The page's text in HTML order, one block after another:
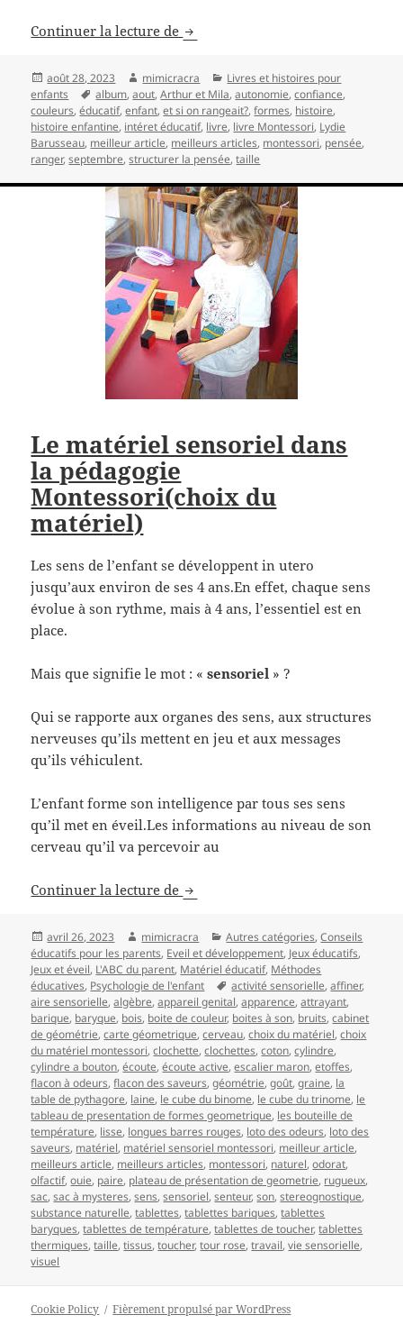
Continuer la lecture de Album Montessori « Et si on
Publié
le
août 28, 2023 Auteur
mimicracra Catégories
Livres et histoires pour
enfants
Mots-
clés
album,aout,Arthur et Mila,autonomie,confiance,
couleurs,éducatif,enfant,et si on rangeait?,formes, histoire,
histoire enfantine, intéret éducatif, livre, livre Montessori, Lydie
Barusseau, meilleur article, meilleurs articles, montessori, pensée,
ranger,septembre,structurer la pensée,taille
Le matériel sensoriel dans
la pédagogie
Montessori(choix du
matériel)
Les sens de l’enfant se développent in utero
jusqu’aux environ de ses 4 ans.En effet, chaque sens
évolue à son rythme, mais à 4 ans, l’essentiel est en
place.
Mais que signifie le mot : «sensoriel » ?
Qui se rapporte aux organes des sens, aux structures
nerveuses qu’ils mettent en jeu et aux messages
qu’ils véhiculent.
L’enfant forme son intelligence par tous ses sens
qu’il met en éveil.Les informations au niveau de son
cerveau qu’il va percevoir au
Continuer la lecture de Le matériel sensoriel dans la
Publié
le
avril 26, 2023 Auteur
mimicracra Catégories
Autres catégories,Conseils
éducatifs pour les parents, Eveil et développement, Jeux éducatifs,
Jeux et éveil, L'ABC du parent, Matériel éducatif, Méthodes
éducatives, Psychologie de l'enfant
Mots-
clés
activité sensorielle,affiner,
aire sensorielle,algèbre,appareil genital,apparence,attrayant,
barique, baryque, bois, boite de couleur, boites à son, bruits,cabinet
de géométrie,carte géometrique,cerveau,choix du matériel,choix
du matériel montessori,clochette,clochettes,coton,cylindre,
cylindre a bouton,écoute,écoute active,escalier maron,etoffes,
flacon à odeurs,flacon des saveurs,géométrie,goût,graine, la
table de pythagore, laine, le cube du binome, le cube du trinome, le
tableau de presentation de formes geometrique, les bouteille de
température, lisse, longues barres rouges, loto des odeurs, loto des
saveurs, matériel, matériel sensoriel montessori, meilleur article,
meilleurs article, meilleurs articles, montessori, naturel,odorat,
olfactif,ouie, paire, plateau de présentation de geometrie, rugueux,
sac,sac à mysteres,sens,sensoriel,senteur,son,stereognostique,
substance naturelle,tablettes,tablettes bariques,tablettes
baryques,tablettes de température,tablettes de toucher,tablettes
thermiques,taille,tissus,toucher,tour rose,travail,vie sensorielle,
visuel
Cookie Policy Fièrement propulsé par WordPress